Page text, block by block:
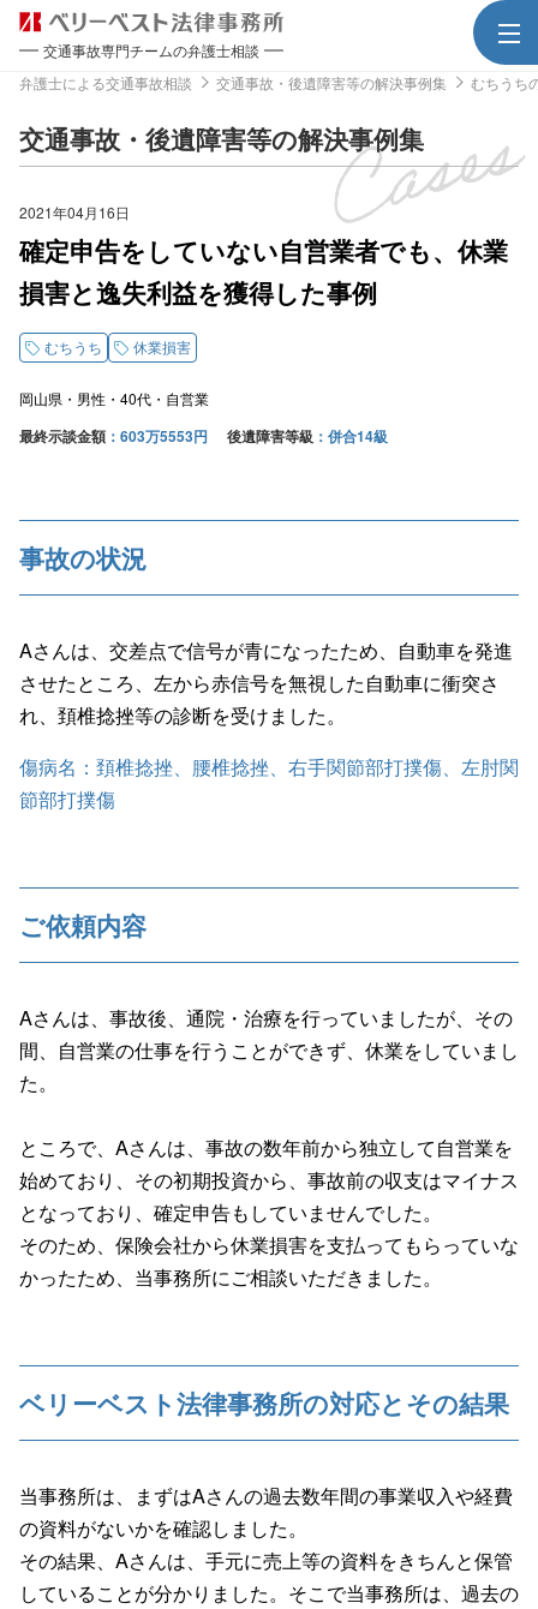
交通事故専門チームの弁護士相談
弁護士による交通事故相談
交通事故・後遺障害等の解決事例集 むちうち
交通事故・後遺障害等の解決事例集
2021年04月16日
確定申告をしていない自営業者でも、休業
損害と逸失利益を獲得した事例
むちうち 休業損害
岡山県 男性 40代 自営業
最終示談金額 603万5553円 後遺障害等級 併合14級
事故の状況
Aさんは、交差点で信号が青になったため、自動車を発進
させたところ、左から赤信号を無視した自動車に衝突さ
れ、頚椎捻挫等の診断を受けました。
傷病名：頚椎捻挫、腰椎捻挫、右手関節部打撲傷、左肘関
節部打撲傷
ご依頼内容
Aさんは、事故後、通院・治療を行っていましたが、その
間、自営業の仕事を行うことができず、休業をしていまし
た。
ところで、Aさんは、事故の数年前から独立して自営業を
始めており、その初期投資から、事故前の収支はマイナス
となっており、確定申告もしていませんでした。
そのため、保険会社から休業損害を支払ってもらっていな
かったため、当事務所にご相談いただきました。
ベリーベスト法律事務所の対応とその結果
当事務所は、まずはAさんの過去数年間の事業収入や経費
の資料がないかを確認しました。
その結果、Aさんは、手元に売上等の資料をきちんと保管
していることが分かりました。そこで当事務所は、過去の